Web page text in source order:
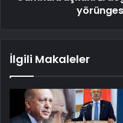
İlgili Makaleler